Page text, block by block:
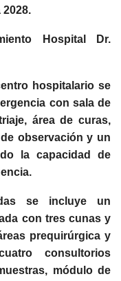
Hospital Dr.
hospitalario se
con sala de
área de curas,
observación y un
la capacidad de
se incluye un
con tres cunas y
prequirúrgica y
consultorios
módulo de